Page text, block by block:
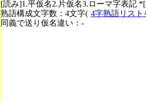
[読み]1.平仮名2.片仮名3.ローマ字表記
熟語構成文字数：4文字( 4字熟語リスト
同義で送り仮名違い：-